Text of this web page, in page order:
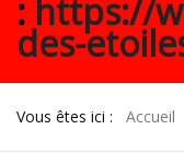
: https://
des-
Vous êtes ici : Accueil